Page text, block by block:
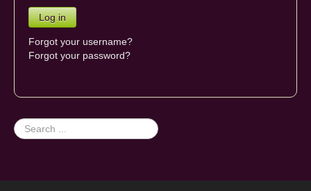
Forgot your username?
Forgot your password?
Search
...